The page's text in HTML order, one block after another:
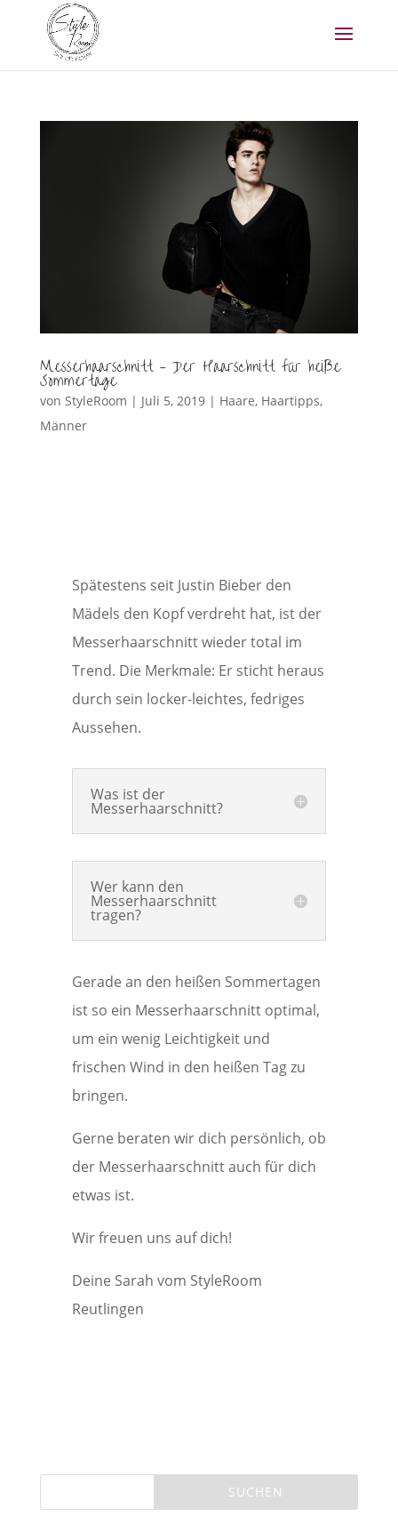
Messerhaarschnitt – Der Haarschnitt für heiße
Sommertage
von StyleRoom | Juli 5, 2019| Haare, Haartipps,
Männer
Spätestens seit Justin Bieber den
Mädels den Kopf verdreht hat, ist der
Messerhaarschnitt wieder total im
Trend. Die Merkmale: Er sticht heraus
durch sein locker-leichtes, fedriges
Aussehen.
Was ist der
Messerhaarschnitt?
Wer kann den
Messerhaarschnitt
tragen?
Gerade an den heißen Sommertagen
ist so ein Messerhaarschnitt optimal,
um ein wenig Leichtigkeit und
frischen Wind in den heißen Tag zu
bringen.
Gerne beraten wir dich persönlich, ob
der Messerhaarschnitt auch für dich
etwas ist.
Wir freuen uns auf dich!
Deine Sarah vom StyleRoom
Reutlingen